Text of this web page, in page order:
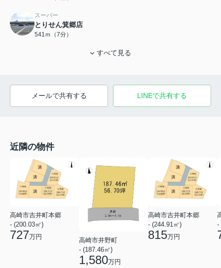
スーパー
とりせん箕郷店
541ｍ（7分）
すべて見る
メールで共有する LINEで共有する
近隣の物件
高崎市吉井町本郷
- (200.03㎡)
727万円
高崎市井野町
- (187.46㎡)
1,580万円
高崎市吉井町本郷
- (244.91㎡)
815万円
-